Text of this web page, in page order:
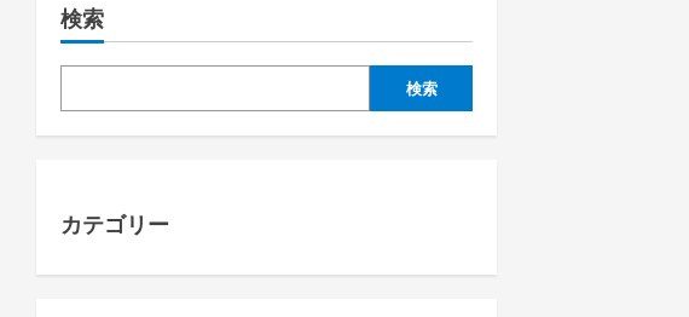
v
i
g
t
i
検索
検索
カテゴリー